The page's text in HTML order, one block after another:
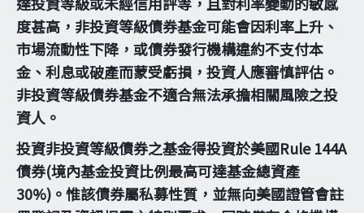
度甚高，非投資等級債券基金可能會因利率上升、
市場流動性下降，或債券發行機構違約不支付本
金、利息或破產而蒙受虧損，投資人應審慎評估。
非投資等級債券基金不適合無法承擔相關風險之投
資人。
投資非投資等級債券之基金得投資於美國Rule 144A
債券(境內基金投資比例最高可達基金總資產
30%)。惟該債券屬私募性質，並無向美國證管會註